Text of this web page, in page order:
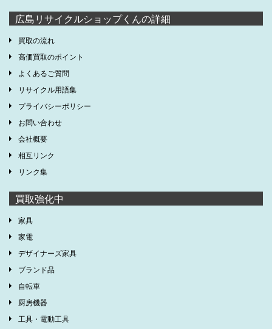
広島リサイクルショップくんの詳細
買取の流れ
高価買取のポイント
よくあるご質問
リサイクル用語集
プライバシーポリシー
お問い合わせ
会社概要
相互リンク
リンク集
買取強化中
家具
家電
デザイナーズ家具
ブランド品
自転車
厨房機器
工具・電動工具